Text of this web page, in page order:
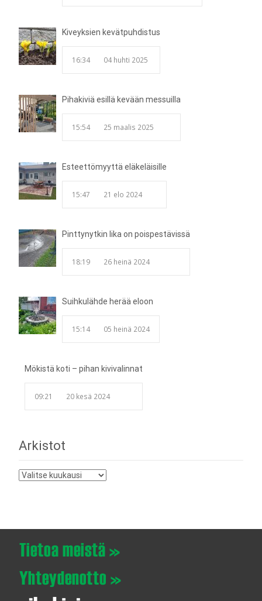
Kiveyksien kevätpuhdistus
16:34 04 huhti 2025
Pihakiviä esillä kevään messuilla
15:54 25 maalis 2025
Esteettömyyttä eläkeläisille
15:47 21 elo 2024
Pinttynytkin lika on poispestävissä
18:19 26 heinä 2024
Suihkulähde herää eloon
15:14 05 heinä 2024
Mökistä koti – pihan kivivalinnat
09:21 20 kesä 2024
Arkistot
Arkistot